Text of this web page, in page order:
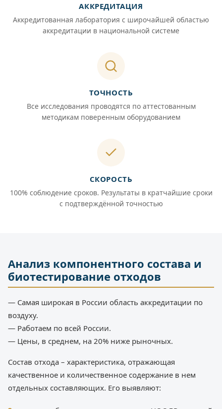
АККРЕДИТАЦИЯ
Аккредитованная лаборатория с широчайшей областью
аккредитации в национальной системе
ТОЧНОСТЬ
Все исследования проводятся по аттестованным
методикам поверенным оборудованием
СКОРОСТЬ
100% соблюдение сроков. Результаты в кратчайшие сроки
с подтверждённой точностью
Анализ компонентного состава и
биотестирование отходов
— Самая широкая в России область аккредитации по
воздуху.
— Работаем по всей России.
— Цены, в среднем, на 20% ниже рыночных.
Состав отхода – характеристика, отражающая
качественное и количественное содержание в нем
отдельных составляющих. Его выявляют: